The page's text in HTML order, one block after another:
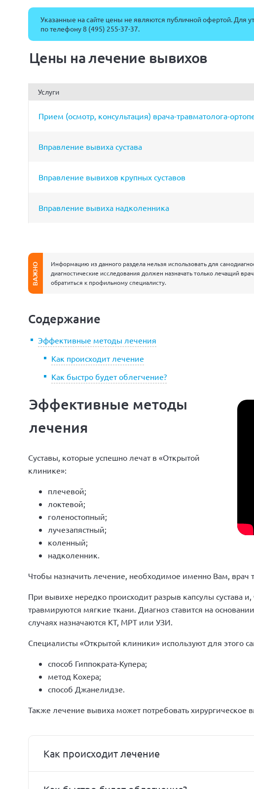
Указанные на сайте цены не являются публичной офертой. Для
по телефону8 (495) 255-37-37.
Цены на лечение вывихов
Услуги
Прием (осмотр, консультация) врача-травматолога-
Вправление вывиха сустава
Вправление вывихов крупных суставов
Вправление вывиха надколенника
ВАЖНО
Информацию из данного раздела нельзя использовать для
диагностические исследования должен назначать только лечащий
обратиться к профильному специалисту.
Содержание
Эффективные методы лечения
Как происходит лечение
Как быстро будет облегчение?
Эффективные методы
лечения
Суставы, которые успешно лечат в «Открытой
клинике»:
плечевой;
локтевой;
голеностопный;
лучезапястный;
коленный;
надколенник.
Чтобы назначить лечение, необходимое именно Вам, врач
При вывихе нередко происходит разрыв капсулы сустава и,
травмируются мягкие ткани. Диагноз ставится на
случаях назначаются КТ, МРТ или УЗИ.
Специалисты «Открытой клиники» используют для этого
способ Гиппократа-Купера;
метод Кохера;
способ Джанелидзе.
Также лечение вывиха может потребовать
Как происходит лечение